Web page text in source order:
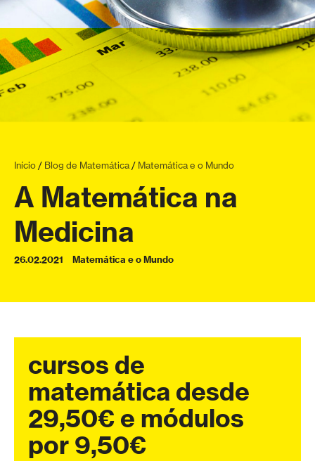
Início / Blog de Matemática / Matemática e o Mundo
A Matemática na
Medicina
26.02.2021 Matemática e o Mundo
cursos de
matemática desde
29,50€ e módulos
por 9,50€